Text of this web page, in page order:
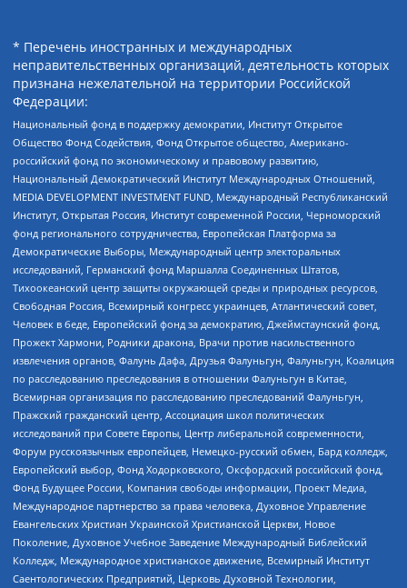
* Перечень иностранных и международных
неправительственных организаций, деятельность которых
признана нежелательной на территории Российской
Федерации:
Национальный фонд в поддержку демократии, Институт Открытое
Общество Фонд Содействия, Фонд Открытое общество, Американо-
российский фонд по экономическому и правовому развитию,
Национальный Демократический Институт Международных Отношений,
MEDIA DEVELOPMENT INVESTMENT FUND, Международный Республиканский
Институт, Открытая Россия, Институт современной России, Черноморский
фонд регионального сотрудничества, Европейская Платформа за
Демократические Выборы, Международный центр электоральных
исследований, Германский фонд Маршалла Соединенных Штатов,
Тихоокеанский центр защиты окружающей среды и природных ресурсов,
Свободная Россия, Всемирный конгресс украинцев, Атлантический совет,
Человек в беде, Европейский фонд за демократию, Джеймстаунский фонд,
Прожект Хармони, Родники дракона, Врачи против насильственного
извлечения органов, Фалунь Дафа, Друзья Фалуньгун, Фалуньгун, Коалиция
по расследованию преследования в отношении Фалуньгун в Китае,
Всемирная организация по расследованию преследований Фалуньгун,
Пражский гражданский центр, Ассоциация школ политических
исследований при Совете Европы, Центр либеральной современности,
Форум русскоязычных европейцев, Немецко-русский обмен, Бард колледж,
Европейский выбор, Фонд Ходорковского, Оксфордский российский фонд,
Фонд Будущее России, Компания свободы информации, Проект Медиа,
Международное партнерство за права человека, Духовное Управление
Евангельских Христиан Украинской Христианской Церкви, Новое
Поколение, Духовное Учебное Заведение Международный Библейский
Колледж, Международное христианское движение, Всемирный Институт
Саентологических Предприятий, Церковь Духовной Технологии,